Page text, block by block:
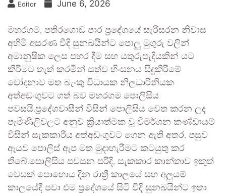
Editor June 6, 2026
මහරගම, පතිරගොඩ පාර ප්‍රදේශයේ සැරිසරන නිවාස
අහිමි අසරණ වීදි සුනඛයින්ට පොලු මුගුරු වලින්
අමානුෂික ලෙස පහර දීම සහ යතුරුපැදියකින් යට
කිරීමට තැත් කරමින් සත්ව හිංසනය සිදුකිරීමේ
චෝදනාව මත බැංකු විධායක නිලධාරිනියක
අත්අඩංගුවට ගත් බව මහරගම පොලිසිය
පවසයි.ප්‍රදේශවාසීන් විසින් පොලිසිය වෙත කරන ලද
පැමිණිලිවලට අනුව ක්‍රියාත්මක වූ විමර්ශන කණ්ඩායම්
විසින් සැකකාරිය අත්අඩංගුවට ගෙන ඇති අතර, පසුව
ඇයව පොලිස් ඇප මත මුදාහැරීමට කටයුතු කර
තිබේ.පොලිසිය පවසන පරිදි, සැකකාර කාන්තාව ඉකුත්
වෙසක් පොහොය දින රාත්‍රී කාලයේ සහ අලුයම්
කාලයේදී පවා එම ප්‍රදේශයේ සිටි වීදි සුනඛයින්ට ඉතා